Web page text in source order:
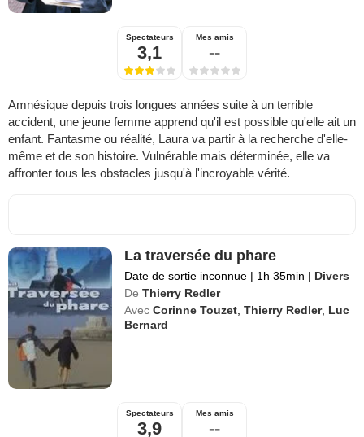
Spectateurs
3,1
Mes amis
--
Amnésique depuis trois longues années suite à un terrible
accident, une jeune femme apprend qu'il est possible qu'elle ait un
enfant. Fantasme ou réalité, Laura va partir à la recherche d'elle-
même et de son histoire. Vulnérable mais déterminée, elle va
affronter tous les obstacles jusqu'à l'incroyable vérité.
La traversée du phare
Date de sortie inconnue | 1h 35min | Divers
De Thierry Redler
Avec Corinne Touzet ,Thierry Redler, Luc
Bernard
Spectateurs
3,9
Mes amis
--